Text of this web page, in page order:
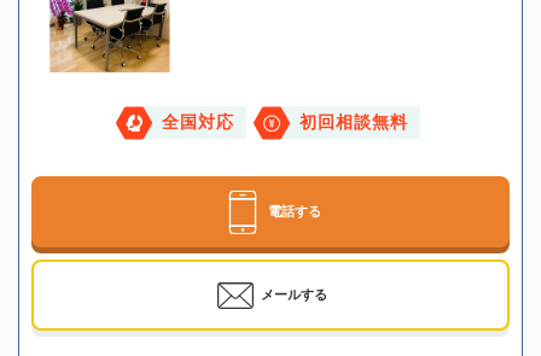
全国対応 初回相談無料
電話する
メールする